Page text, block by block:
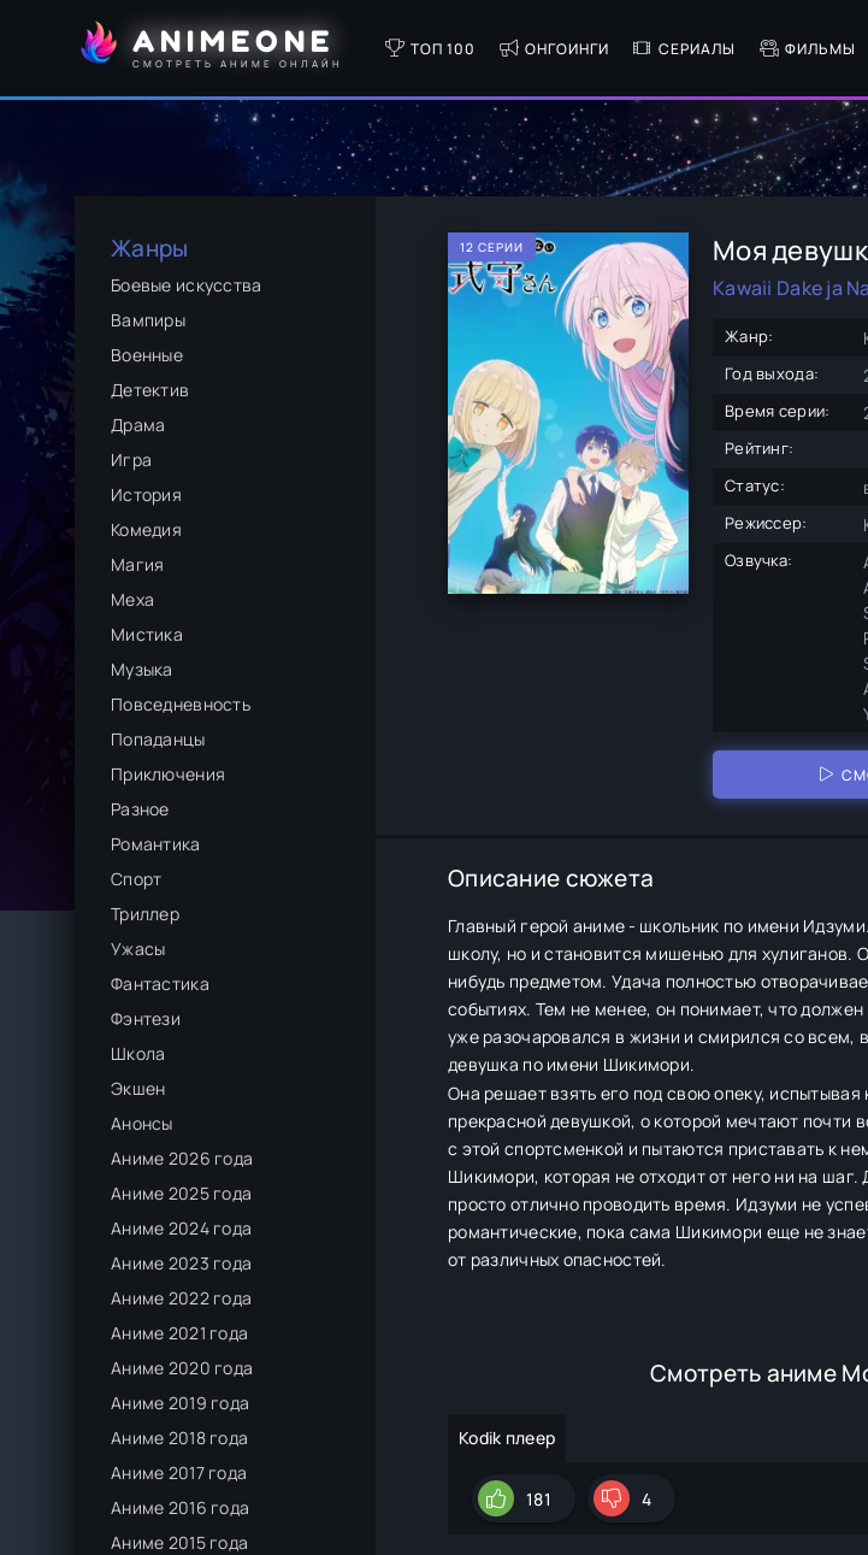
ANIMEONE
СМОТРЕТЬ АНИМЕ ОНЛАЙН
ТОП 100 ОНГОИНГИ СЕРИАЛЫ ФИЛЬМЫ
Жанры
Боевые искусства
Вампиры
Военные
Детектив
Драма
Игра
История
Комедия
Магия
Меха
Мистика
Музыка
Повседневность
Попаданцы
Приключения
Разное
Романтика
Спорт
Триллер
Ужасы
Фантастика
Фэнтези
Школа
Экшен
Анонсы
Аниме 2026 года
Аниме 2025 года
Аниме 2024 года
Аниме 2023 года
Аниме 2022 года
Аниме 2021 года
Аниме 2020 года
Аниме 2019 года
Аниме 2018 года
Аниме 2017 года
Аниме 2016 года
Аниме 2015 года
12 СЕРИИ Моя
Kawaii Dake ja
Жанр:
Год выхода:
Время серии:
Рейтинг:
Статус:
Режиссер:
Озвучка:
Описание сюжета
Главный герой аниме - школьник по имени
школу, но и становится мишенью для хулиганов.
нибудь предметом. Удача полностью
событиях. Тем не менее, он понимает, что
уже разочаровался в жизни и смирился со всем,
девушка по имени Шикимори.
Она решает взять его под свою опеку,
прекрасной девушкой, о которой мечтают почти
с этой спортсменкой и пытаются приставать к
Шикимори, которая не отходит от него ни на
просто отлично проводить время. Идзуми не
романтические, пока сама Шикимори еще не
от различных опасностей.
Смотреть аниме
Kodik плеер
181 4